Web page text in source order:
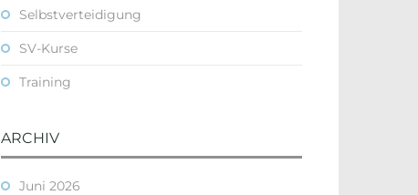
Selbstverteidigung
SV-Kurse
Training
ARCHIV
Juni 2026